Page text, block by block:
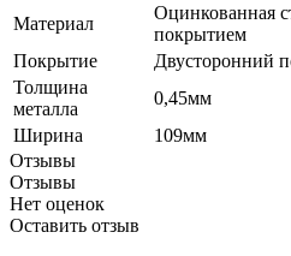
Материал
Оцинкованная
покрытием
Покрытие
Двусторонний
Толщина
металла
0,45мм
Ширина
109мм
Отзывы
Отзывы
Нет оценок
Оставить отзыв